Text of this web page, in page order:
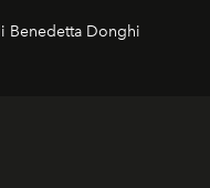
Benedetta Donghi